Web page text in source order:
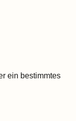
ein bestimmtes